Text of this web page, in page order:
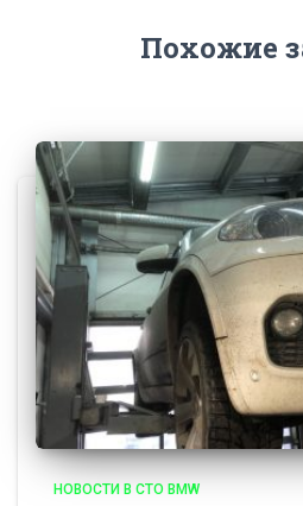
Похожие
НОВОСТИ В СТО BMW